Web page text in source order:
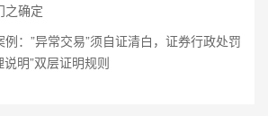
之确定
：”异常交易”须自证清白，证券行政处罚
明”双层证明规则